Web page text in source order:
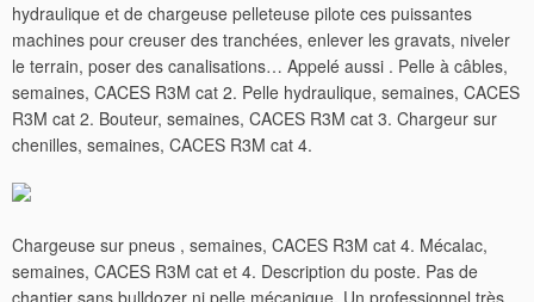
hydraulique et de chargeuse pelleteuse pilote ces puissantes
machines pour creuser des tranchées, enlever les gravats, niveler
le terrain, poser des canalisations… Appelé aussi . Pelle à câbles,
semaines, CACES R3M cat 2. Pelle hydraulique, semaines, CACES
R3M cat 2. Bouteur, semaines, CACES R3M cat 3. Chargeur sur
chenilles, semaines, CACES R3M cat 4.
Chargeuse sur pneus , semaines, CACES R3M cat 4. Mécalac,
semaines, CACES R3M cat et 4. Description du poste. Pas de
chantier sans bulldozer ni pelle mécanique. Un professionnel très